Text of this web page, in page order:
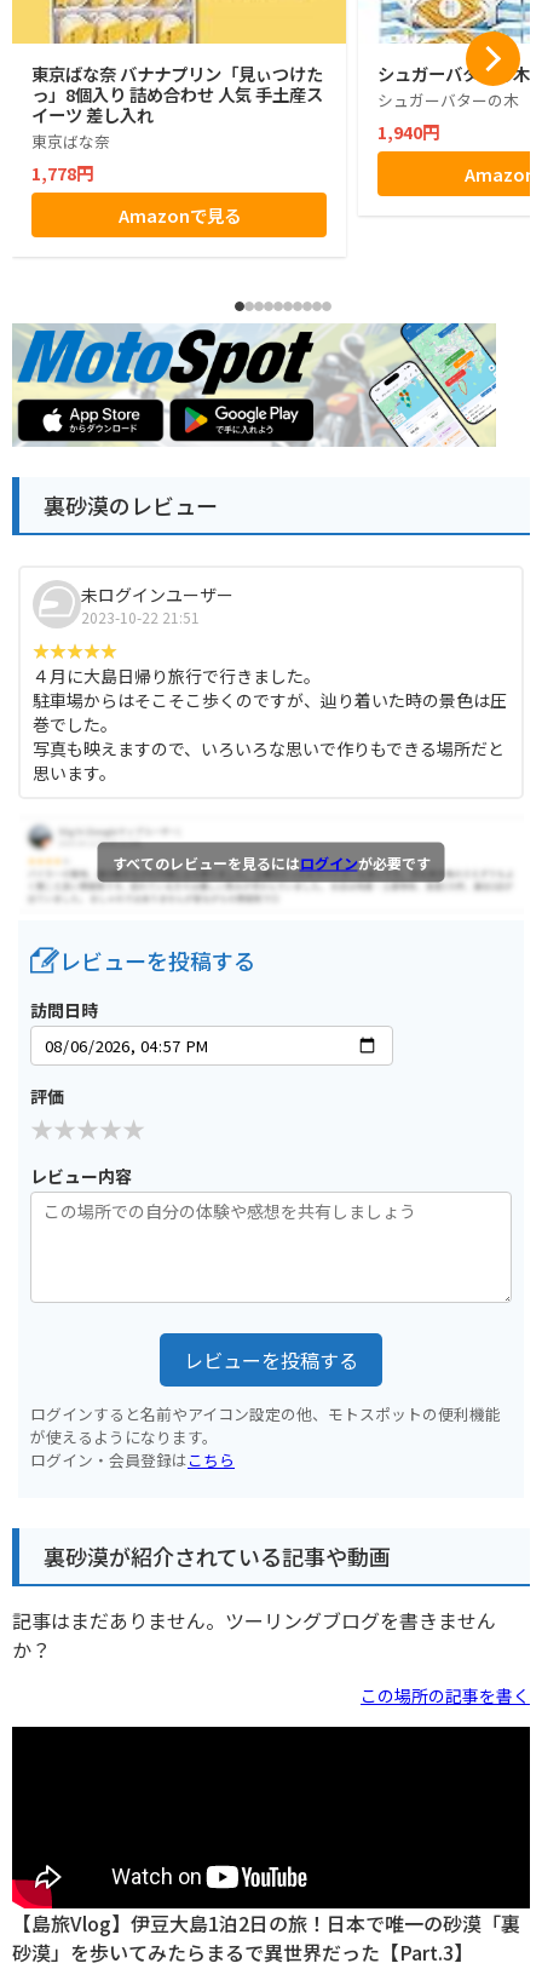
東京ばな奈 バナナプリン「見ぃつけた
っ」8個入り 詰め合わせ 人気 手土産ス
イーツ 差し入れ
東京ばな奈
1,778円
Amazonで見る
シュガーバターの木
シュガーバターの木
1,940円
Amazon
裏砂漠のレビュー
未ログインユーザー
2023-10-22 21:51
４月に大島日帰り旅行で行きました。
駐車場からはそこそこ歩くのですが、辿り着いた時の景色は圧
巻でした。
写真も映えますので、いろいろな思いで作りもできる場所だと
思います。
すべてのレビューを見るにはログインが必要です
レビューを投稿する
訪問日時
評価
レビュー内容
レビューを投稿する
ログインすると名前やアイコン設定の他、モトスポットの便利機能
が使えるようになります。
ログイン・会員登録はこちら
裏砂漠が紹介されている記事や動画
記事はまだありません。ツーリングブログを書きません
か？
この場所の記事を書く
【島旅Vlog】伊豆大島1泊2日の旅！日本で唯一の砂漠「裏
砂漠」を歩いてみたらまるで異世界だった【Part.3】